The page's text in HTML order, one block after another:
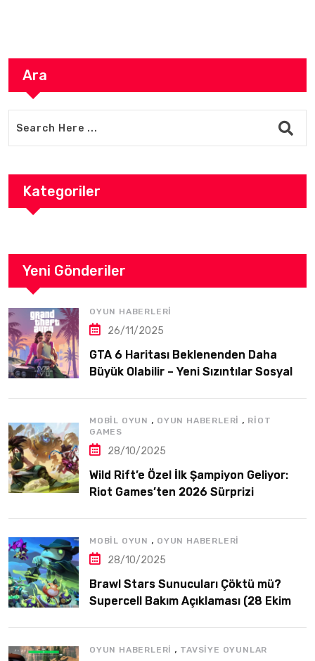
Ara
Kategoriler
Yeni Gönderiler
OYUN HABERLERI
26/11/2025
GTA 6 Haritası Beklenenden Daha
Büyük Olabilir – Yeni Sızıntılar Sosyal
MOBIL OYUN , OYUN HABERLERI , RIOT
GAMES
28/10/2025
Wild Rift’e Özel İlk Şampiyon Geliyor:
Riot Games’ten 2026 Sürprizi
MOBIL OYUN , OYUN HABERLERI
28/10/2025
Brawl Stars Sunucuları Çöktü mü?
Supercell Bakım Açıklaması (28 Ekim
OYUN HABERLERI , TAVSIYE OYUNLAR